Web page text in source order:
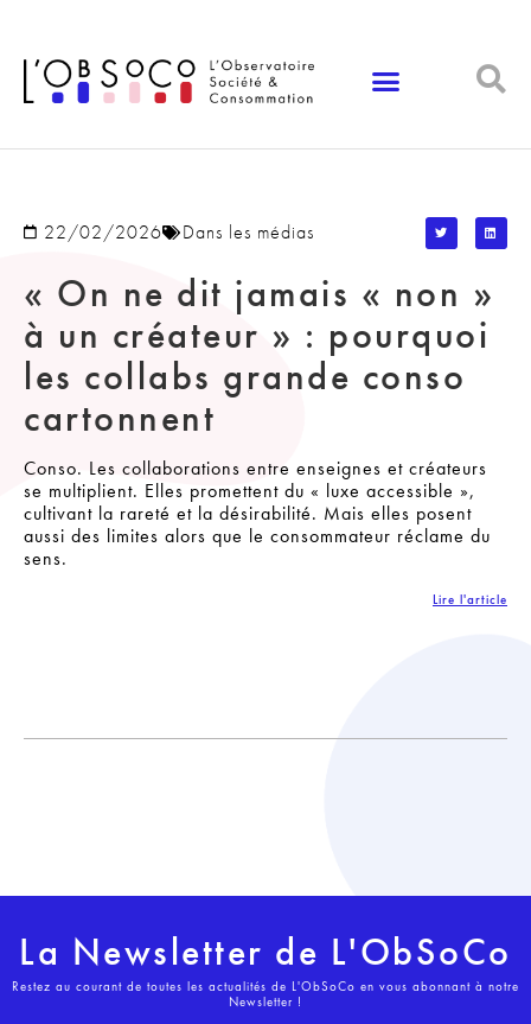
22/02/2026 Dans les médias
« On ne dit jamais « non »
à un créateur » : pourquoi
les collabs grande conso
cartonnent
Conso. Les collaborations entre enseignes et créateurs
se multiplient. Elles promettent du « luxe accessible »,
cultivant la rareté et la désirabilité. Mais elles posent
aussi des limites alors que le consommateur réclame du
sens.
Lire l'article
La Newsletter de L'ObSoCo
Restez au courant de toutes les actualités de L'ObSoCo en vous abonnant à notre
Newsletter !